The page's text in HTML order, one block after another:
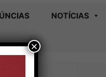
NOTÍCIAS
×